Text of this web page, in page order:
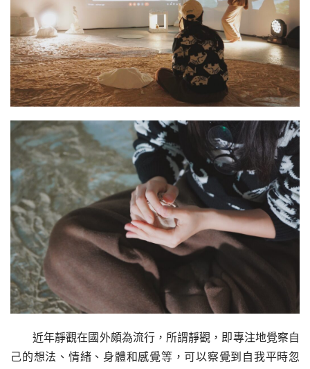
近年靜觀在國外頗為流行，所謂靜觀，即專注地覺察自
己的想法、情緒、身體和感覺等，可以察覺到自我平時忽